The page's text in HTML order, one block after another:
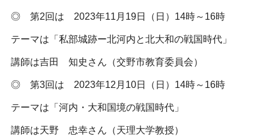
◎ 第2回は 2023年11月19日（日）14時～16時
テーマは「私部城跡ー北河内と北大和の戦国時代」
講師は吉田 知史さん（交野市教育委員会）
◎ 第3回は 2023年12月10日（日）14時～16時
テーマは「河内・大和国境の戦国時代」
講師は天野 忠幸さん（天理大学教授）